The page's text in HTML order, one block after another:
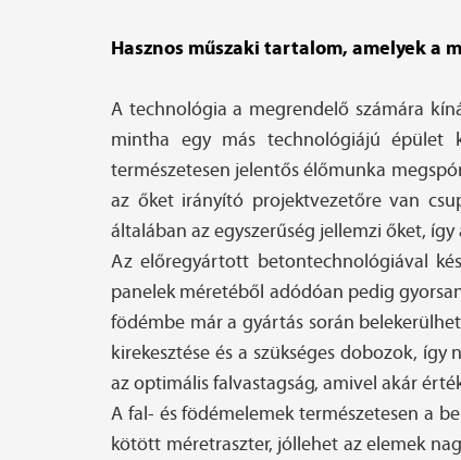
Hasznos műszaki tartalom, amelyek a
A technológia a megrendelő számára
mintha egy más technológiájú épület
természetesen jelentős élőmunka
az őket irányító projektvezetőre van
általában az egyszerűség jellemzi őket,
Az előregyártott betontechnológiával
panelek méretéből adódóan pedig
födémbe már a gyártás során
kirekesztése és a szükséges dobozok,
az optimális falvastagság, amivel akár
A fal- és födémelemek természetesen a
kötött méretraszter, jóllehet az elemek